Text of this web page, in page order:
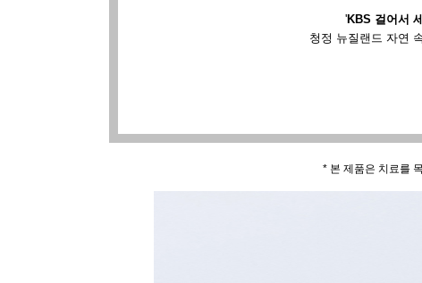
'KBS 걸어서
청정 뉴질랜드 자연
* 본 제품은 치료를